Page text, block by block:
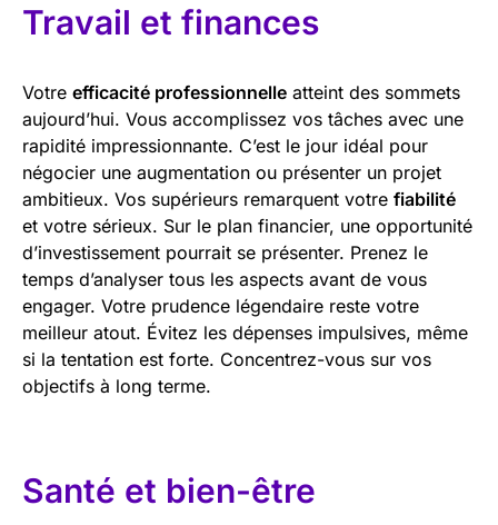
Travail et finances
Votre efficacité professionnelle atteint des sommets
aujourd’hui. Vous accomplissez vos tâches avec une
rapidité impressionnante. C’est le jour idéal pour
négocier une augmentation ou présenter un projet
ambitieux. Vos supérieurs remarquent votre fiabilité
et votre sérieux. Sur le plan financier, une opportunité
d’investissement pourrait se présenter. Prenez le
temps d’analyser tous les aspects avant de vous
engager. Votre prudence légendaire reste votre
meilleur atout. Évitez les dépenses impulsives, même
si la tentation est forte. Concentrez-vous sur vos
objectifs à long terme.
Santé et bien-être